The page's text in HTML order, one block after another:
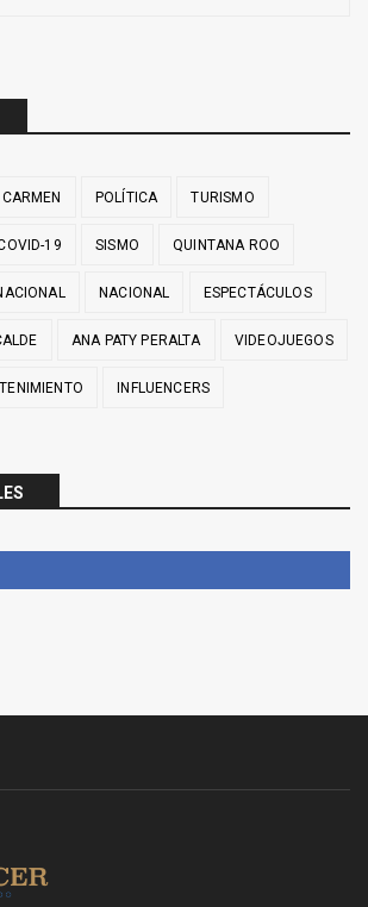
CARMEN POLÍTICA TURISMO
19 SISMO QUINTANA ROO
NACIONAL ESPECTÁCULOS
ANA PATY PERALTA VIDEOJUEGOS
INFLUENCERS